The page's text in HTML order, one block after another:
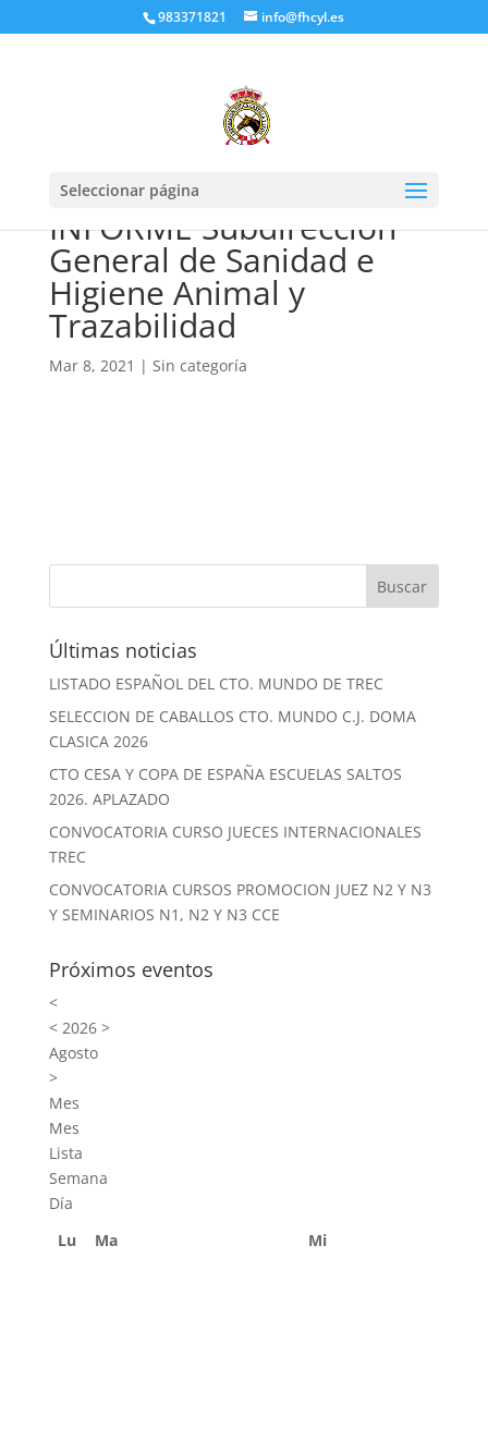
983371821 info@fhcyl.es
Seleccionar página
INFORME Subdirección
General de Sanidad e
Higiene Animal y
Trazabilidad
Mar 8, 2021 | Sin categoría
Últimas noticias
LISTADO ESPAÑOL DEL CTO. MUNDO DE TREC
SELECCION DE CABALLOS CTO. MUNDO C.J. DOMA
CLASICA 2026
CTO CESA Y COPA DE ESPAÑA ESCUELAS SALTOS
2026. APLAZADO
CONVOCATORIA CURSO JUECES INTERNACIONALES
TREC
CONVOCATORIA CURSOS PROMOCION JUEZ N2 Y N3
Y SEMINARIOS N1, N2 Y N3 CCE
Próximos eventos
<
<2026 >
Agosto
>
Mes
Mes
Lista
Semana
Día
Lu
Ma Mi